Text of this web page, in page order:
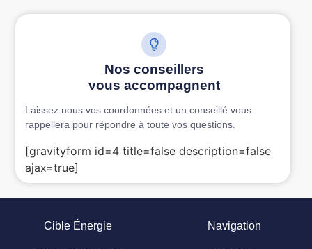
Nos conseillers
vous accompagnent
Laissez nous vos coordonnées et un conseillé vous
rappellera pour répondre à toute vos questions.
[gravityform id=4 title=false description=false
ajax=true]
Cible Énergie Navigation